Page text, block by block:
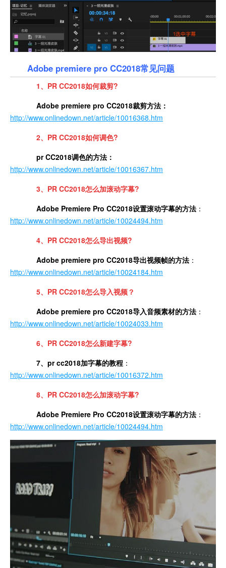
Adobe premiere pro CC2018常见问题
1、PR CC2018如何裁剪?
Adobe premiere pro CC2018裁剪方法：
http://www.onlinedown.net/article/10016368.htm
2、PR CC2018如何调色?
pr CC2018调色的方法：
http://www.onlinedown.net/article/10016367.htm
3、 PR CC2018怎么加滚动字幕?
Adobe Premiere Pro CC2018设置滚动字幕的方法 ：
http://www.onlinedown.net/article/10024494.htm
4、PR CC2018怎么导出视频?
Adobe premiere pro CC2018导出视频帧的方法 ：
http://www.onlinedown.net/article/10024184.htm
5、PR CC2018怎么导入视频？
Adobe premiere pro CC2018导入音频素材的方法 ：
http://www.onlinedown.net/article/10024033.htm
6、PR CC2018怎么新建字幕?
7、pr cc2018加字幕的教程 ：
http://www.onlinedown.net/article/10016372.htm
8、PR CC2018怎么加滚动字幕?
Adobe Premiere Pro CC2018设置滚动字幕的方法 ：
http://www.onlinedown.net/article/10024494.htm